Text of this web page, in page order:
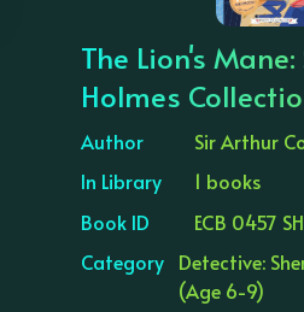
The Lion's
Holmes
Author
Sir Arthur
In Library
1 books
Book ID
ECB 0457
Category Detective:
(Age 6-9)